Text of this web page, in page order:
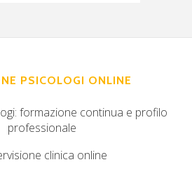
PSICOLOGI ONLINE
formazione continua e profilo
professionale
clinica online